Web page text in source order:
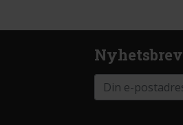
Nyhetsbrev